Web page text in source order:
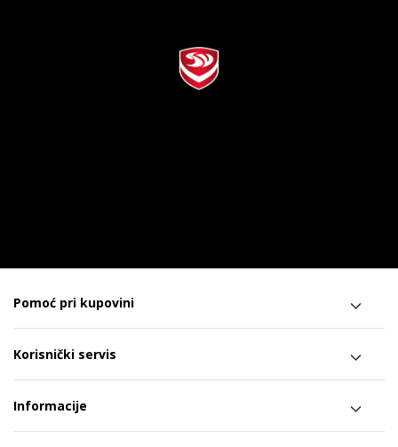
Pomoć pri kupovini
Korisnički servis
Informacije